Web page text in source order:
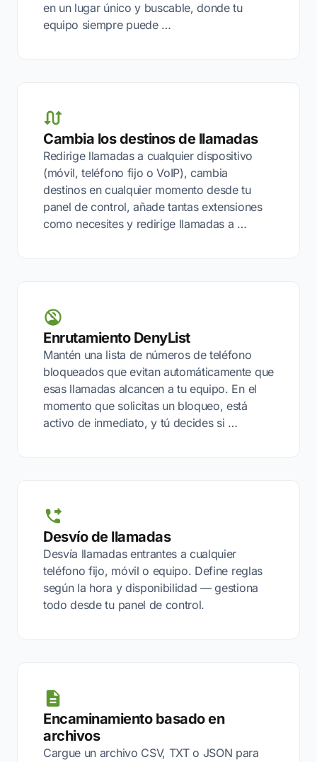
en un lugar único y buscable, donde tu
equipo siempre puede …
Cambia los destinos de llamadas
Redirige llamadas a cualquier dispositivo
(móvil, teléfono fijo o VoIP), cambia
destinos en cualquier momento desde tu
panel de control, añade tantas extensiones
como necesites y redirige llamadas a …
Enrutamiento DenyList
Mantén una lista de números de teléfono
bloqueados que evitan automáticamente que
esas llamadas alcancen a tu equipo. En el
momento que solicitas un bloqueo, está
activo de inmediato, y tú decides si …
Desvío de llamadas
Desvía llamadas entrantes a cualquier
teléfono fijo, móvil o equipo. Define reglas
según la hora y disponibilidad — gestiona
todo desde tu panel de control.
Encaminamiento basado en
archivos
Cargue un archivo CSV, TXT o JSON para